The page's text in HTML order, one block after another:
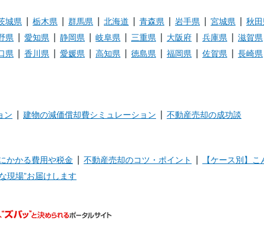
区中希望が丘 希
望ヶ丘コーポラス
A棟
500万円台
-
42.02m²
2DK
神奈川県横浜市旭
87.59m²
神奈川県横浜市旭
区今宿２
125.21m²
神奈川県横浜市旭
区中沢３
3800万円台
城県 栃木県 群馬県 北海道 青森県 岩手県 宮城県
秋
県 愛知県 静岡県 岐阜県 三重県 大阪府 兵庫県
滋賀県
県 香川県 愛媛県 高知県 徳島県 福岡県 佐賀県
長崎県
ン
建物の減価償却費シミュレーション 不動産売却の成功談
かかる費用や税金 不動産売却のコツ・ポイント
【ケース別】
現場”お届けします